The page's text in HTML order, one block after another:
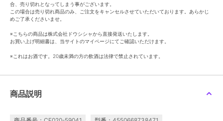
合、売り切れとなってしまう事がございます。
この場合は売り切れ商品のみ、ご注文をキャンセルさせていただいております。あらかじ
めご了承くださいませ。
※こちらの商品は株式会社ドウシシャから直接発送いたします。
お買い上げ明細書は、当サイトのマイページにてご確認いただけます。
※これはお酒です。20歳未満の方の飲酒は法律で禁止されています。
商品説明